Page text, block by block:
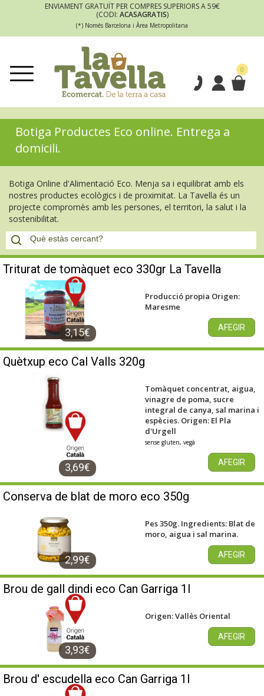
ENVIAMENT GRATUÏT PER COMPRES SUPERIORS A 59€
(CODI: ACASAGRATIS)
(*) Només Barcelona i Àrea Metropolitana
0
Botiga Productes Eco online. Entrega a
domicili.
Botiga Online d'Alimentació Eco. Menja sa i equilibrat amb els
nostres productes ecològics i de proximitat. La Tavella és un
projecte compromès amb les persones, el territori, la salut i la
sostenibilitat.
3,15€
Triturat de tomàquet eco 330gr La Tavella
Producció propia Origen:
Maresme
AFEGIR
3,69€
Quètxup eco Cal Valls 320g
Tomàquet concentrat, aigua,
vinagre de poma, sucre
integral de canya, sal marina i
espècies. Origen: El Pla
d'Urgell
sense gluten, vegà
AFEGIR
2,99€
Conserva de blat de moro eco 350g
Pes 350g. Ingredients: Blat de
moro, aigua i sal marina.
AFEGIR
3,93€
Brou de gall dindi eco Can Garriga 1l
Origen: Vallès Oriental
AFEGIR
Brou d' escudella eco Can Garriga 1l